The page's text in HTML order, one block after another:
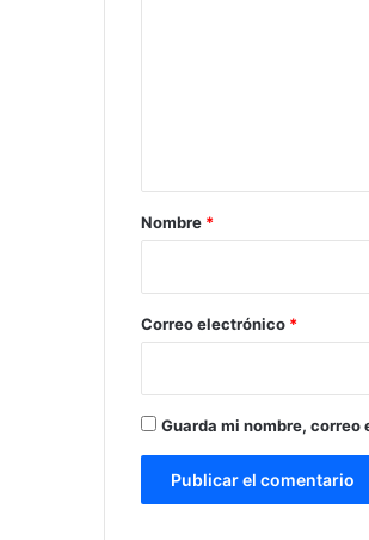
r
*
Nombre *
Correo electrónico *
Guarda mi nombre,